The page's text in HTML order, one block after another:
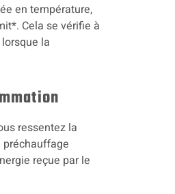
en température,
Cela se vérifie à
lorsque la
ressentez la
préchauffage
reçue par le